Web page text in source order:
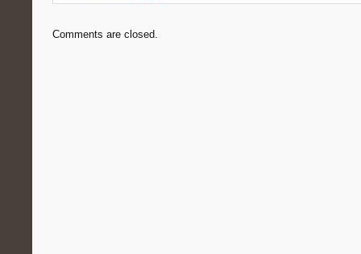
Comments are closed.